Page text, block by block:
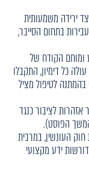
ירידה משמעותית
בתחום הסייבר,
ומוחם הקודח של
כל דימיון, התקבלו
בהמתנה לטיפול מציל
לציבור כנגד
הפוסט).
העונשין, במרבית
ידע מקצועי